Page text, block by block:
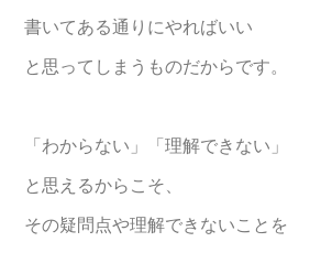
書いてある通りにやればいい
と思ってしまうものだからです。
「わからない」「理解できない」
と思えるからこそ、
その疑問点や理解できないことを